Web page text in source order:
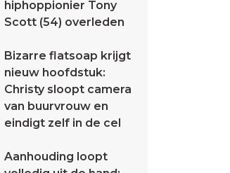
hiphoppionier Tony
Scott (54) overleden
Bizarre flatsoap krijgt
nieuw hoofdstuk:
Christy sloopt camera
van buurvrouw en
eindigt zelf in de cel
Aanhouding loopt